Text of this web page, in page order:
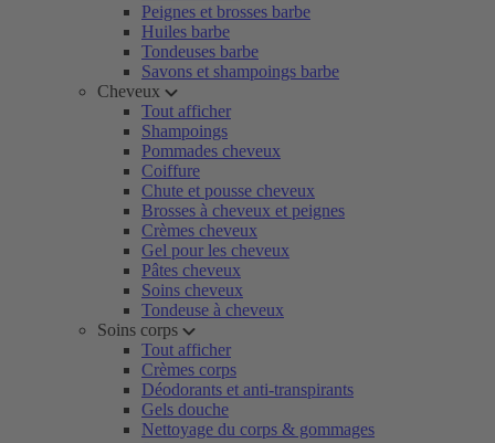
Peignes et brosses barbe
Huiles barbe
Tondeuses barbe
Savons et shampoings barbe
Cheveux
Tout afficher
Shampoings
Pommades cheveux
Coiffure
Chute et pousse cheveux
Brosses à cheveux et peignes
Crèmes cheveux
Gel pour les cheveux
Pâtes cheveux
Soins cheveux
Tondeuse à cheveux
Soins corps
Tout afficher
Crèmes corps
Déodorants et anti-transpirants
Gels douche
Nettoyage du corps & gommages